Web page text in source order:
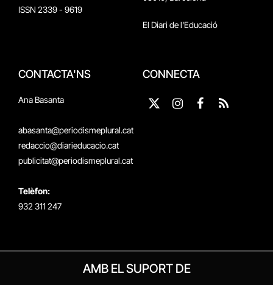
ISSN 2339 - 9619
El Diari de l'Educació
CONTACTA'NS
Ana Basanta
abasanta@periodismeplural.cat
redaccio@diarieducacio.cat
publicitat@periodismeplural.cat
Telèfon:
932 311 247
CONNECTA
X
Instagram
Facebook
RSS
AMB EL SUPORT DE